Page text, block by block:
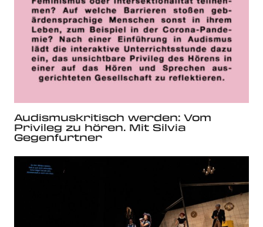
Audismuskritisch werden: Vom
Privileg zu hören. Mit Silvia
Gegenfurtner